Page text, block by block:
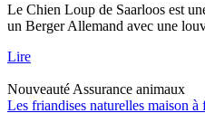
Le Chien Loup de Saarloos est
un Berger Allemand avec une
Lire
Nouveauté Assurance animaux
Les friandises naturelles maison